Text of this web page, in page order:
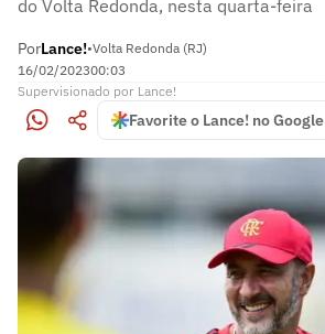
do Volta Redonda, nesta quarta-feira
PorLance!•Volta Redonda (RJ)
16/02/202300:03
Supervisionado por Lance!
Favorite o Lance! no Google